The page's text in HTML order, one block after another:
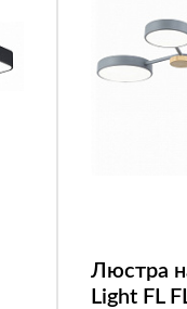
Люстра
Light FL